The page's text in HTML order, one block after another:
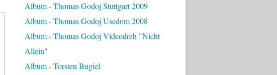
Album - Thomas Godoj Stuttgart 2009
Album - Thomas Godoj Usedom 2008
Album - Thomas Godoj Videodreh "Nicht
Allein"
Album - Torsten Bugiel